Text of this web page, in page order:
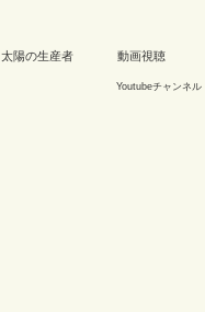
太陽の生産者 動画視聴
Youtubeチャンネル